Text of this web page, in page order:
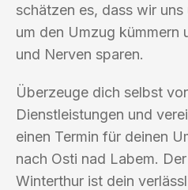
schätzen es, dass wir uns
um den Umzug kümmern
und Nerven sparen.
Überzeuge dich selbst
Dienstleistungen und
einen Termin für deinen
nach Osti nad Labem.
Winterthur ist dein